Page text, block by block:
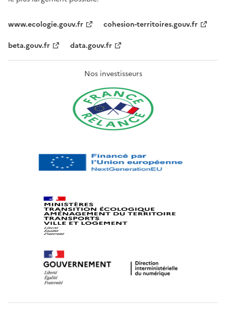
www.ecologie.gouv.fr
cohesion-territoires.gouv.fr
beta.gouv.fr
data.gouv.fr
Nos investisseurs